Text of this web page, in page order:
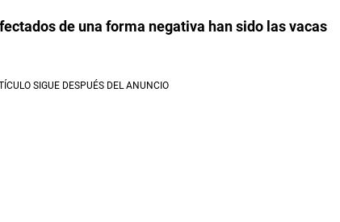
de una forma negativa han sido las vacas